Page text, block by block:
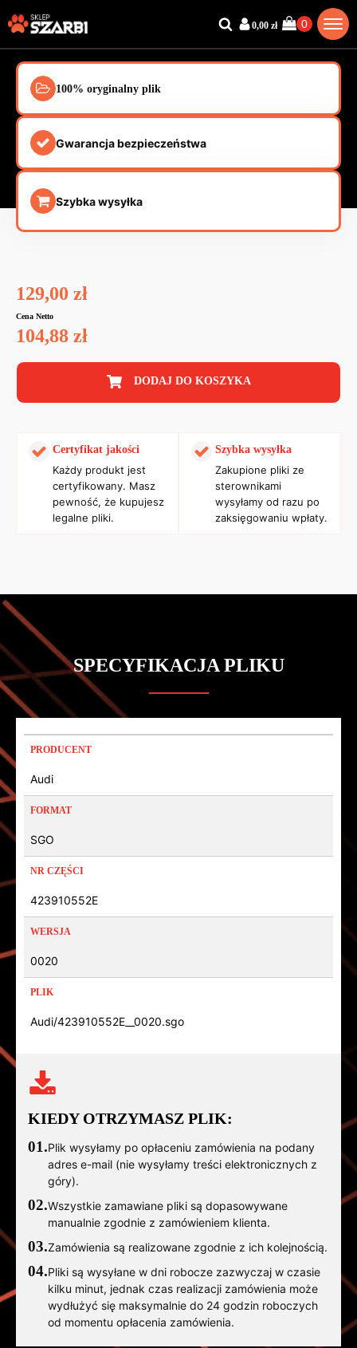
0,00 zł
100% oryginalny plik
Gwarancja bezpieczeństwa
Szybka wysyłka
129,00 zł
Cena Netto
104,88 zł
DODAJ DO KOSZYKA
Certyfikat jakości
Każdy produkt jest
certyfikowany. Masz
pewność, że kupujesz
legalne pliki.
Szybka wysyłka
Zakupione pliki ze
sterownikami
wysyłamy od razu po
zaksięgowaniu wpłaty.
SPECYFIKACJA PLIKU
PRODUCENT
Audi
FORMAT
SGO
NR CZĘŚCI
423910552E
WERSJA
0020
PLIK
Audi/423910552E__0020.sgo
KIEDY OTRZYMASZ PLIK:
01.Plik wysyłamy po opłaceniu zamówienia na podany
adres e-mail (nie wysyłamy treści elektronicznych z
góry).
02.Wszystkie zamawiane pliki są dopasowywane
manualnie zgodnie z zamówieniem klienta.
03.Zamówienia są realizowane zgodnie z ich kolejnością.
04.Pliki są wysyłane w dni robocze zazwyczaj w czasie
kilku minut, jednak czas realizacji zamówienia może
wydłużyć się maksymalnie do 24 godzin roboczych
od momentu opłacenia zamówienia.